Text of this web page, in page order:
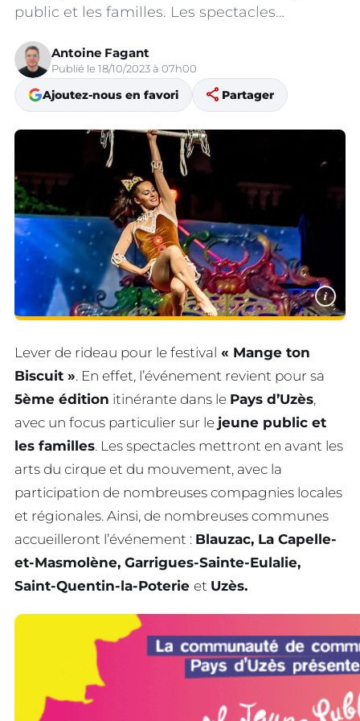
public et les familles. Les spectacles…
Antoine Fagant
Publié le 18/10/2023 à 07h00
Ajoutez-nous en favori share Partager
i
Lever de rideau pour le festival « Mange ton
Biscuit ». En effet, l’événement revient pour sa
5ème édition itinérante dans le Pays d’Uzès,
avec un focus particulier sur le jeune public et
les familles. Les spectacles mettront en avant les
arts du cirque et du mouvement, avec la
participation de nombreuses compagnies locales
et régionales. Ainsi, de nombreuses communes
accueilleront l’événement : Blauzac, La Capelle-
et-Masmolène, Garrigues-Sainte-Eulalie,
Saint-Quentin-la-Poterie et Uzès.